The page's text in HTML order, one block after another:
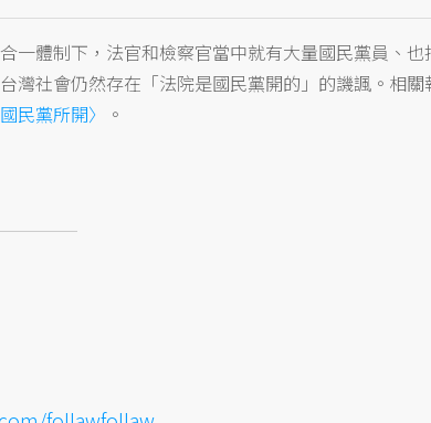
一體制下，法官和檢察官當中就有大量國民黨員、也
灣社會仍然存在「法院是國民黨開的」的譏諷。相關
民黨所開〉 。